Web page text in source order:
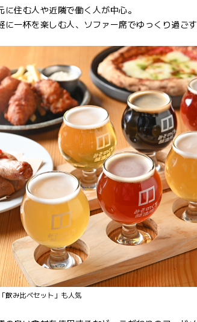
住む人や近隣で働く人が中心。
に一杯を楽しむ人、ソファー席でゆっくり過ご
飲み比べセット」も人気